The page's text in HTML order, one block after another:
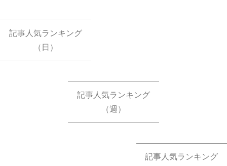
記事人気ランキング
（日）
記事人気ランキング
（週）
記事人気ランキング